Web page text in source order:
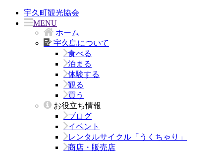
宇久町観光協会
MENU
ホーム
宇久島について
食べる
泊まる
体験する
観る
買う
お役立ち情報
ブログ
イベント
レンタルサイクル「うくちゃり」
商店・販売店